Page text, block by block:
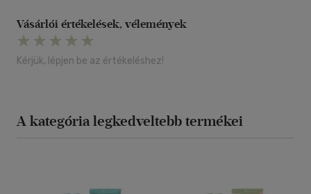
Vásárlói értékelések, vélemények
Kérjük, lépjen be az értékeléshez!
A kategória legkedveltebb termékei